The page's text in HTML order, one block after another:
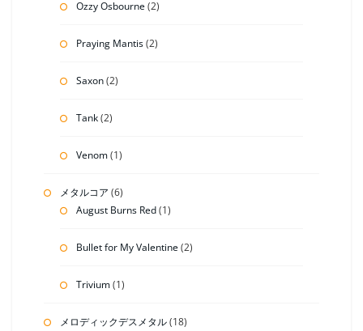
Ozzy Osbourne(2)
Praying Mantis(2)
Saxon(2)
Tank(2)
Venom(1)
メタルコア (6)
August Burns Red(1)
Bullet for My Valentine(2)
Trivium(1)
メロディックデスメタル(18)